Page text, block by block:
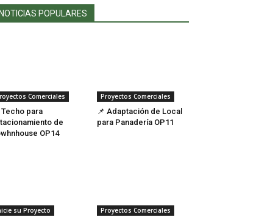
NOTICIAS POPULARES
Comerciales
Techo para
de
OP14
Proyectos Comerciales
📌 Adaptación de Local
para Panadería OP11
su Proyecto Proyectos Comerciales